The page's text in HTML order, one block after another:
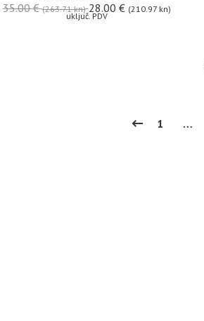
35.00€ (263.71 kn) 28.00 € (210.97 kn)
uključ. PDV
1 …